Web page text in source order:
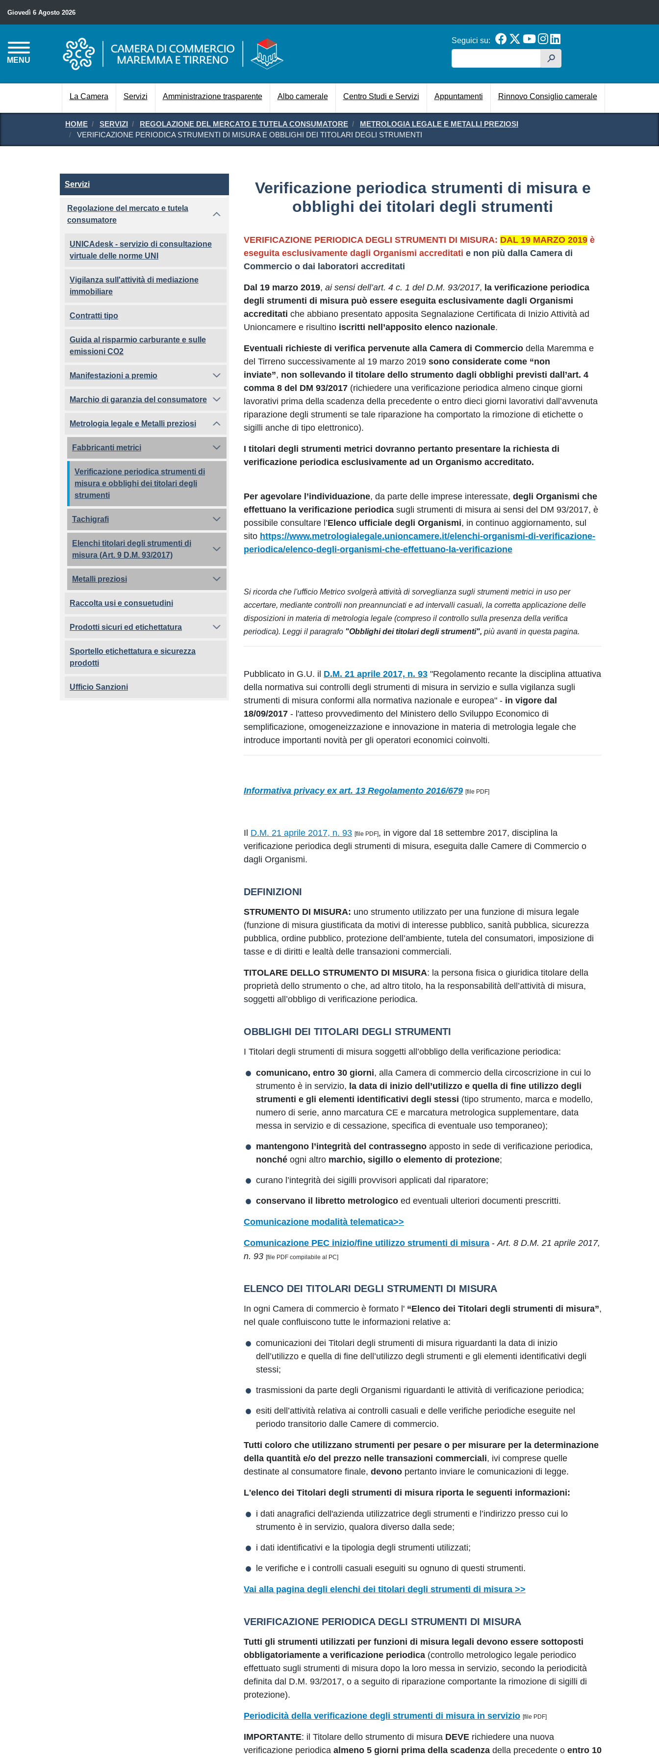
Giovedì 6 Agosto 2026
MENU
Seguici su:
h
Navigazione principale
La Camera Servizi Amministrazione trasparente Albo camerale Centro Studi e Servizi Appuntamenti Rinnovo Consiglio camerale
HOME SERVIZI REGOLAZIONE DEL MERCATO E TUTELA CONSUMATORE
METROLOGIA LEGALE E METALLI PREZIOSI
VERIFICAZIONE PERIODICA STRUMENTI DI MISURA E OBBLIGHI DEI TITOLARI DEGLI STRUMENTI
Verificazione periodica strumenti di misura e
obblighi dei titolari degli strumenti
VERIFICAZIONE PERIODICA DEGLI STRUMENTI DI MISURA: DAL 19 MARZO 2019 è
eseguita esclusivamente dagli Organismi accreditati e non più dalla Camera di
Commercio o dai laboratori accreditati
Dal 19 marzo 2019, ai sensi dell’art. 4 c. 1 del D.M. 93/2017, la verificazione periodica
degli strumenti di misura può essere eseguita esclusivamente dagli Organismi
accreditati che abbiano presentato apposita Segnalazione Certificata di Inizio Attività ad
Unioncamere e risultino iscritti nell’apposito elenco nazionale.
Eventuali richieste di verifica pervenute alla Camera di Commercio della Maremma e
del Tirreno successivamente al 19 marzo 2019 sono considerate come “non
inviate”, non sollevando il titolare dello strumento dagli obblighi previsti dall’art. 4
comma 8 del DM 93/2017 (richiedere una verificazione periodica almeno cinque giorni
lavorativi prima della scadenza della precedente o entro dieci giorni lavorativi dall’avvenuta
riparazione degli strumenti se tale riparazione ha comportato la rimozione di etichette o
sigilli anche di tipo elettronico).
I titolari degli strumenti metrici dovranno pertanto presentare la richiesta di
verificazione periodica esclusivamente ad un Organismo accreditato.
Per agevolare l’individuazione, da parte delle imprese interessate, degli Organismi che
effettuano la verificazione periodica sugli strumenti di misura ai sensi del DM 93/2017, è
possibile consultare l’Elenco ufficiale degli Organismi, in continuo aggiornamento, sul
sito https://www.metrologialegale.unioncamere.it/elenchi-organismi-di-verificazione-
periodica/elenco-degli-organismi-che-effettuano-la-verificazione
Si ricorda che l'ufficio Metrico svolgerà attività di sorveglianza sugli strumenti metrici in uso per
accertare, mediante controlli non preannunciati e ad intervalli casuali, la corretta applicazione delle
disposizioni in materia di metrologia legale (compreso il controllo sulla presenza della verifica
periodica). Leggi il paragrafo "Obblighi dei titolari degli strumenti", più avanti in questa pagina.
Pubblicato in G.U. il D.M. 21 aprile 2017, n. 93 "Regolamento recante la disciplina attuativa
della normativa sui controlli degli strumenti di misura in servizio e sulla vigilanza sugli
strumenti di misura conformi alla normativa nazionale e europea" - in vigore dal
18/09/2017 - l'atteso provvedimento del Ministero dello Sviluppo Economico di
semplificazione, omogeneizzazione e innovazione in materia di metrologia legale che
introduce importanti novità per gli operatori economici coinvolti.
Informativa privacy ex art. 13 Regolamento 2016/679 [file PDF]
Il D.M. 21 aprile 2017, n. 93 [file PDF], in vigore dal 18 settembre 2017, disciplina la
verificazione periodica degli strumenti di misura, eseguita dalle Camere di Commercio o
dagli Organismi.
DEFINIZIONI
STRUMENTO DI MISURA: uno strumento utilizzato per una funzione di misura legale
(funzione di misura giustificata da motivi di interesse pubblico, sanità pubblica, sicurezza
pubblica, ordine pubblico, protezione dell’ambiente, tutela del consumatori, imposizione di
tasse e di diritti e lealtà delle transazioni commerciali.
TITOLARE DELLO STRUMENTO DI MISURA: la persona fisica o giuridica titolare della
proprietà dello strumento o che, ad altro titolo, ha la responsabilità dell’attività di misura,
soggetti all’obbligo di verificazione periodica.
OBBLIGHI DEI TITOLARI DEGLI STRUMENTI
I Titolari degli strumenti di misura soggetti all’obbligo della verificazione periodica:
comunicano, entro 30 giorni, alla Camera di commercio della circoscrizione in cui lo
strumento è in servizio, la data di inizio dell’utilizzo e quella di fine utilizzo degli
strumenti e gli elementi identificativi degli stessi (tipo strumento, marca e modello,
numero di serie, anno marcatura CE e marcatura metrologica supplementare, data
messa in servizio e di cessazione, specifica di eventuale uso temporaneo);
mantengono l’integrità del contrassegno apposto in sede di verificazione periodica,
nonché ogni altro marchio, sigillo o elemento di protezione;
curano l’integrità dei sigilli provvisori applicati dal riparatore;
conservano il libretto metrologico ed eventuali ulteriori documenti prescritti.
Comunicazione modalità telematica>>
Comunicazione PEC inizio/fine utilizzo strumenti di misura -Art. 8 D.M. 21 aprile 2017,
n. 93 [file PDF compilabile al PC]
ELENCO DEI TITOLARI DEGLI STRUMENTI DI MISURA
In ogni Camera di commercio è formato l' “Elenco dei Titolari degli strumenti di misura”,
nel quale confluiscono tutte le informazioni relative a:
comunicazioni dei Titolari degli strumenti di misura riguardanti la data di inizio
dell’utilizzo e quella di fine dell’utilizzo degli strumenti e gli elementi identificativi degli
stessi;
trasmissioni da parte degli Organismi riguardanti le attività di verificazione periodica;
esiti dell’attività relativa ai controlli casuali e delle verifiche periodiche eseguite nel
periodo transitorio dalle Camere di commercio.
Tutti coloro che utilizzano strumenti per pesare o per misurare per la determinazione
della quantità e/o del prezzo nelle transazioni commerciali, ivi comprese quelle
destinate al consumatore finale, devono pertanto inviare le comunicazioni di legge.
L'elenco dei Titolari degli strumenti di misura riporta le seguenti informazioni:
i dati anagrafici dell'azienda utilizzatrice degli strumenti e l’indirizzo presso cui lo
strumento è in servizio, qualora diverso dalla sede;
i dati identificativi e la tipologia degli strumenti utilizzati;
le verifiche e i controlli casuali eseguiti su ognuno di questi strumenti.
Vai alla pagina degli elenchi dei titolari degli strumenti di misura >>
VERIFICAZIONE PERIODICA DEGLI STRUMENTI DI MISURA
Tutti gli strumenti utilizzati per funzioni di misura legali devono essere sottoposti
obbligatoriamente a verificazione periodica (controllo metrologico legale periodico
effettuato sugli strumenti di misura dopo la loro messa in servizio, secondo la periodicità
definita dal D.M. 93/2017, o a seguito di riparazione comportante la rimozione di sigilli di
protezione).
Periodicità della verificazione degli strumenti di misura in servizio [file PDF]
IMPORTANTE: il Titolare dello strumento di misura DEVE richiedere una nuova
verificazione periodica almeno 5 giorni prima della scadenza della precedente o entro 10
Servizi
Servizi
Regolazione del mercato e tutela
consumatore
UNICAdesk - servizio di consultazione
virtuale delle norme UNI
Vigilanza sull'attività di mediazione
immobiliare
Contratti tipo
Guida al risparmio carburante e sulle
emissioni CO2
Manifestazioni a premio
Marchio di garanzia del consumatore
Metrologia legale e Metalli preziosi
Fabbricanti metrici
Verificazione periodica strumenti di
misura e obblighi dei titolari degli
strumenti
Tachigrafi
Elenchi titolari degli strumenti di
misura (Art. 9 D.M. 93/2017)
Metalli preziosi
Raccolta usi e consuetudini
Prodotti sicuri ed etichettatura
Sportello etichettatura e sicurezza
prodotti
Ufficio Sanzioni